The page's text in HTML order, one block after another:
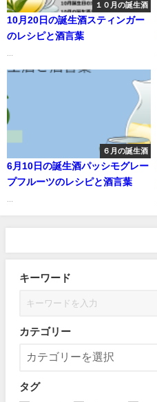
１０月の誕生酒
10月20日の誕生酒スティンガー
のレシピと酒言葉
６月の誕生酒
6月10日の誕生酒パッシモグレー
プフルーツのレシピと酒言葉
キーワード
カテゴリー
タグ